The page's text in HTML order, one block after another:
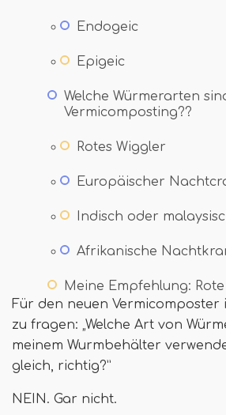
Endogeic
Epigeic
Welche Würmerarten
Vermicomposting??
Rotes Wiggler
Europäischer
Indisch oder
Afrikanische
Meine Empfehlung:
Für den neuen Vermicomposter
zu fragen: „Welche Art von
meinem Wurmbehälter
gleich, richtig?”
NEIN. Gar nicht.